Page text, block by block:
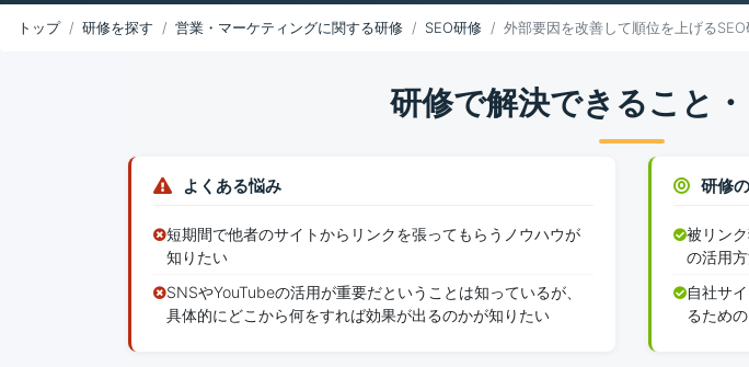
トップ 研修を探す 営業・マーケティングに関する研修 SEO研修 外部要因を改善して順位を上げるSEO
研修で解決できること
よくある悩み
短期間で他者のサイトからリンクを張ってもらうノウハウが
知りたい
SNSやYouTubeの活用が重要だということは知っているが、
具体的にどこから何をすれば効果が出るのかが知りたい
研修
被リン
の活用
自社サ
るため